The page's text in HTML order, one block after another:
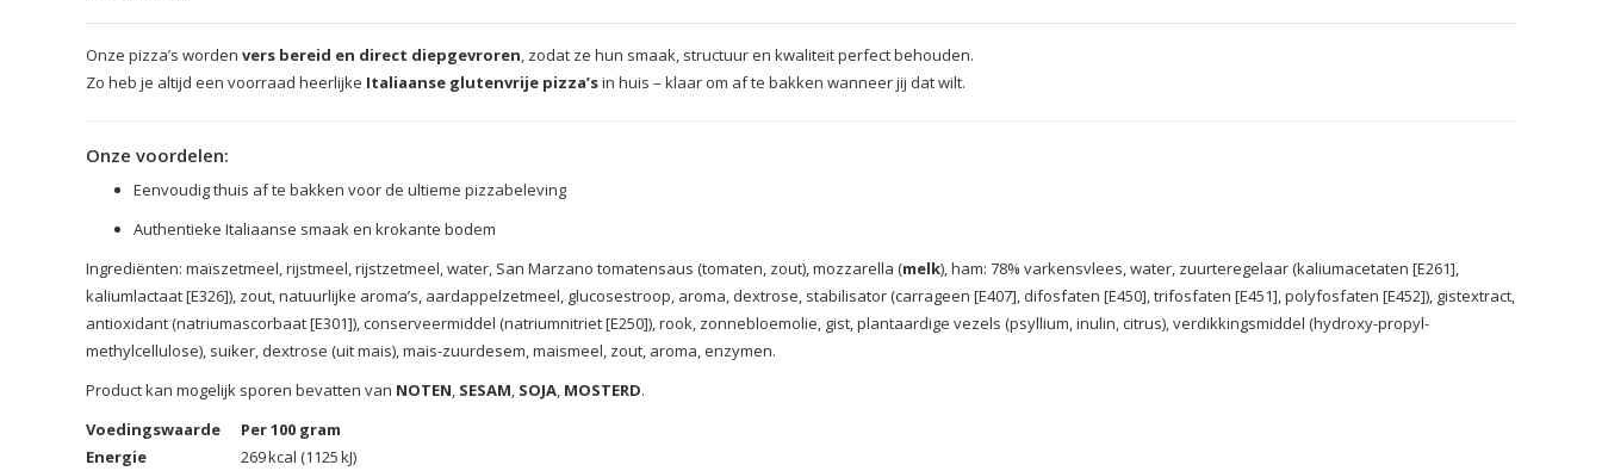
Onze pizza’s worden vers bereid en direct diepgevroren , zodat ze hun smaak, structuur en kwaliteit perfect behouden.
Zo heb je altijd een voorraad heerlijke Italiaanse glutenvrije pizza’sin huis – klaar om af te bakken wanneer jij dat wilt.
Onze voordelen:
Eenvoudig thuis af te bakken voor de ultieme pizzabeleving
Authentieke Italiaanse smaak en krokante bodem
Ingrediënten: maïszetmeel, rijstmeel, rijstzetmeel, water, San Marzano tomatensaus (tomaten, zout), mozzarella (melk), ham: 78% varkensvlees, water, zuurteregelaar (kaliumacetaten [E261],
kaliumlactaat [E326]), zout, natuurlijke aroma’s, aardappelzetmeel, glucosestroop, aroma, dextrose, stabilisator (carrageen [E407], difosfaten [E450], trifosfaten [E451], polyfosfaten [E452]), gistextract,
antioxidant (natriumascorbaat [E301]), conserveermiddel (natriumnitriet [E250]), rook , zonnebloemolie, gist, plantaardige vezels (psyllium, inulin, citrus), verdikkingsmiddel (hydroxy-propyl-
methylcellulose), suiker, dextrose (uit mais), mais-zuurdesem, maismeel, zout, aroma, enzymen.
Product kan mogelijk sporen bevatten van NOTEN SESAM SOJA MOSTERD.
Voedingswaarde
Per 100 gram
Energie
269 kcal (1125 kJ)